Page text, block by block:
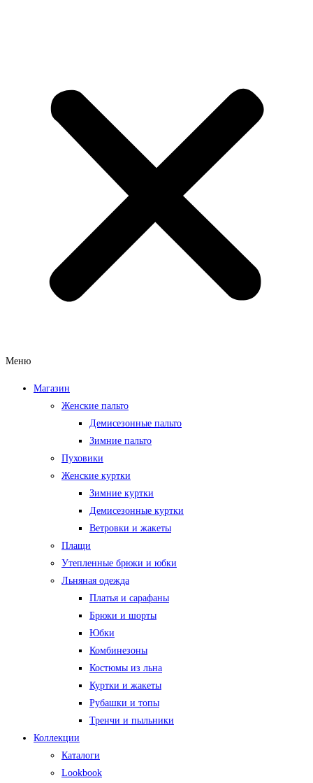
Меню
Магазин
Женские пальто
Демисезонные пальто
Зимние пальто
Пуховики
Женские куртки
Зимние куртки
Демисезонные куртки
Ветровки и жакеты
Плащи
Утепленные брюки и юбки
Льняная одежда
Платья и сарафаны
Брюки и шорты
Юбки
Комбинезоны
Костюмы из льна
Куртки и жакеты
Рубашки и топы
Тренчи и пыльники
Коллекции
Каталоги
Lookbook